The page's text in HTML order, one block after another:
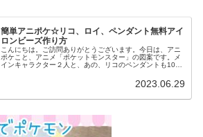
簡単アニポケ☆リコ、ロイ、ペンダント無料アイ
ロンビーズ作り方
こんにちは。ご訪問ありがとうございます。今日は、アニ
ポケこと、アニメ「ポケットモンスター」の図案です。メ
インキャラクター２人と、あの、リコのペンダントも100
2023.06.29